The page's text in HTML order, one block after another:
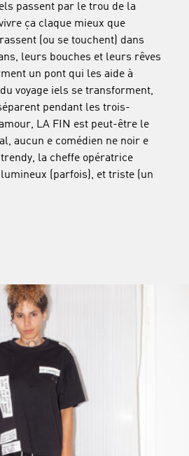
passent par le trou de la
ça claque mieux que
(ou se touchent) dans
leurs bouches et leurs rêves
un pont qui les aide à
voyage iels se transforment,
pendant les trois-
LA FIN est peut-être le
aucun e comédien ne noir e
trendy, la cheffe opératrice
(parfois), et triste (un